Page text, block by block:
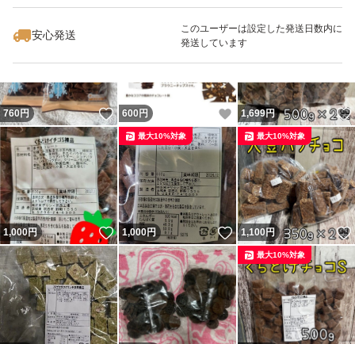
安心発送
このユーザーは設定した発送日数内に
発送しています
760 円 いいね！
600 円 いいね！
1,699円
1,000円 いいね！
1,000円 いいね！
最大10%対象
1,100円
最大10%対象
最大10%対象